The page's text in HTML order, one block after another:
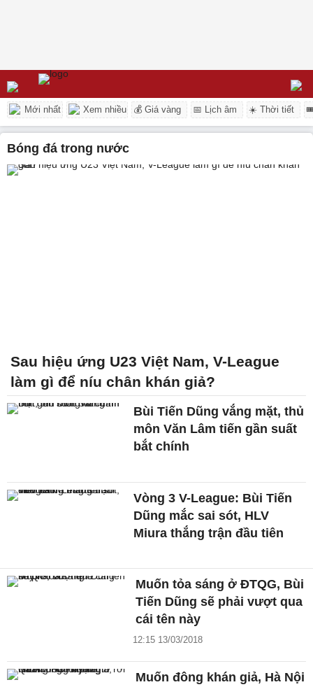
Mới nhất Xem nhiều 💰 Giá vàng 📅 Lịch âm ☀️ Thời tiết
bóng đá trong nước
Sau hiệu ứng U23 Việt Nam, V-League
làm gì để níu chân khán giả?
Bùi Tiến Dũng vắng mặt, thủ
môn Văn Lâm tiến gần suất
bắt chính
Vòng 3 V-League: Bùi Tiến
Dũng mắc sai sót, HLV
Miura thắng trận đầu tiên
Muốn tỏa sáng ở ĐTQG, Bùi
Tiến Dũng sẽ phải vượt qua
cái tên này
12:15 13/03/2018
Muốn đông khán giả, Hà Nội